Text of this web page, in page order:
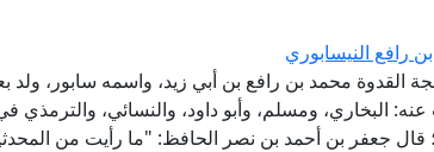
رافع النيسابوري
حَدَّثَ عنه: البخاري، ومسلم، وأبو داود، والنسائي،
قال جعفر بن أحمد بن نصر الحافظ: "ما رأيت من